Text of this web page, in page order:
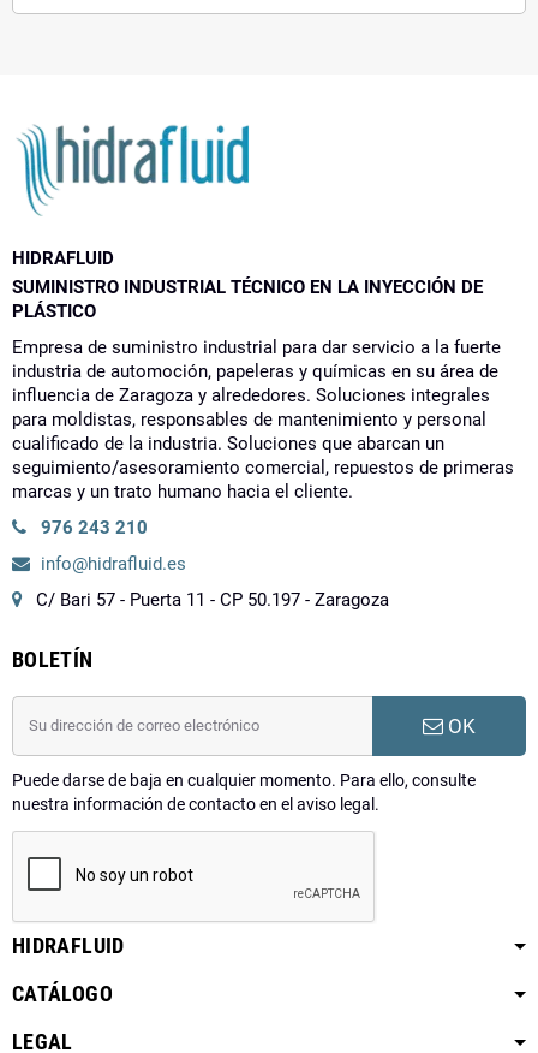
HIDRAFLUID
SUMINISTRO INDUSTRIAL TÉCNICO EN LA INYECCIÓN DE
PLÁSTICO
Empresa de suministro industrial para dar servicio a la fuerte
industria de automoción, papeleras y químicas en su área de
influencia de Zaragoza y alrededores. Soluciones integrales
para moldistas, responsables de mantenimiento y personal
cualificado de la industria. Soluciones que abarcan un
seguimiento/asesoramiento comercial, repuestos de primeras
marcas y un trato humano hacia el cliente.
976 243 210
info@hidrafluid.es
C/ Bari 57 - Puerta 11 - CP 50.197 - Zaragoza
BOLETÍN
OK
Puede darse de baja en cualquier momento. Para ello, consulte
nuestra información de contacto en el aviso legal.
HIDRAFLUID
CATÁLOGO
LEGAL